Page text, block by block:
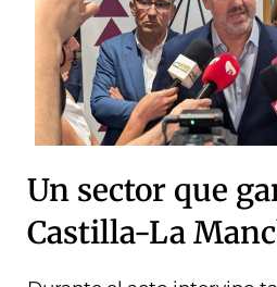
Un sector que
Castilla-La